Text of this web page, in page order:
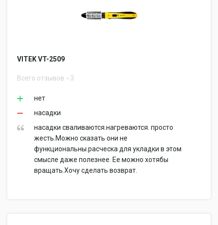
VITEK VT-2509
Всего отзывов 3
нет
насадки
насадки сваливаются.нагреваются. просто
жесть.Можно сказать они не
функциональны.расческа для укладки в этом
смысле даже полезнее. Ее можно хотябы
вращать.Хочу сделать возврат.